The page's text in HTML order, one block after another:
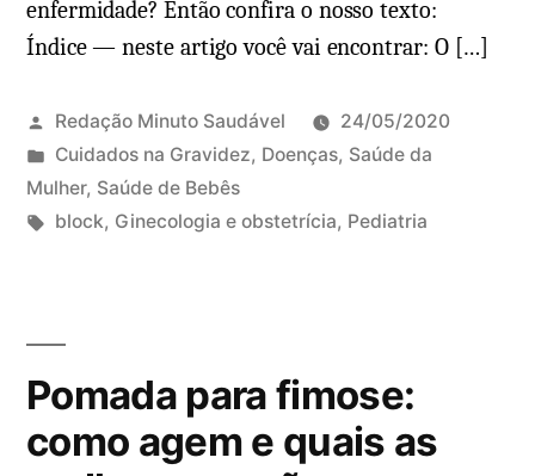
enfermidade? Então confira o nosso texto:
Índice — neste artigo você vai encontrar: O […]
Redação Minuto Saudável
24/05/2020
P
u
b
a
d
e
Cuidados na Gravidez, Doenças, Saúde da
Mulher, Saúde de Bebês
T
:
block, Ginecologia e obstetrícia, Pediatria
Pomada para fimose:
como agem e quais as